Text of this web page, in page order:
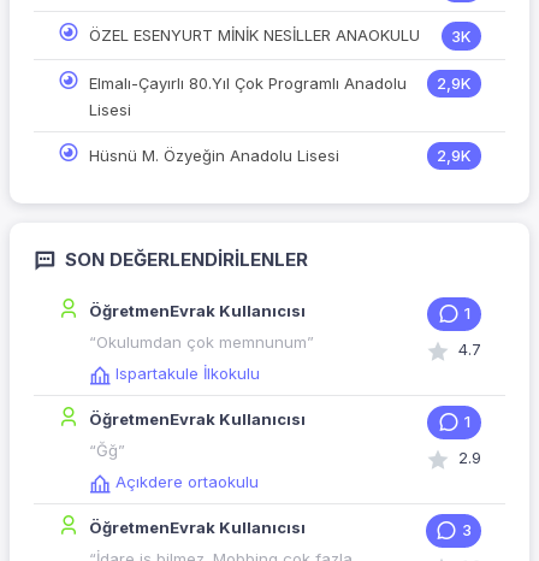
ÖZEL ESENYURT MİNİK NESİLLER ANAOKULU 3K
Elmalı-Çayırlı 80.Yıl Çok Programlı Anadolu
Lisesi
2,9K
Hüsnü M. Özyeğin Anadolu Lisesi 2,9K
SON DEĞERLENDIRILENLER
ÖğretmenEvrak Kullanıcısı
“Okulumdan çok memnunum”
Ispartakule İlkokulu
1
4.7
ÖğretmenEvrak Kullanıcısı
“Ğğ”
Açıkdere ortaokulu
1
2.9
ÖğretmenEvrak Kullanıcısı
3